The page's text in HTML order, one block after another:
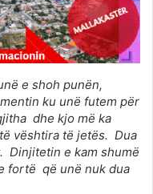
e shoh punën,
ku unë futem për
dhe kjo më ka
vështira të jetës. Dua
Dinjitetin e kam shumë
fortë që unë nuk dua